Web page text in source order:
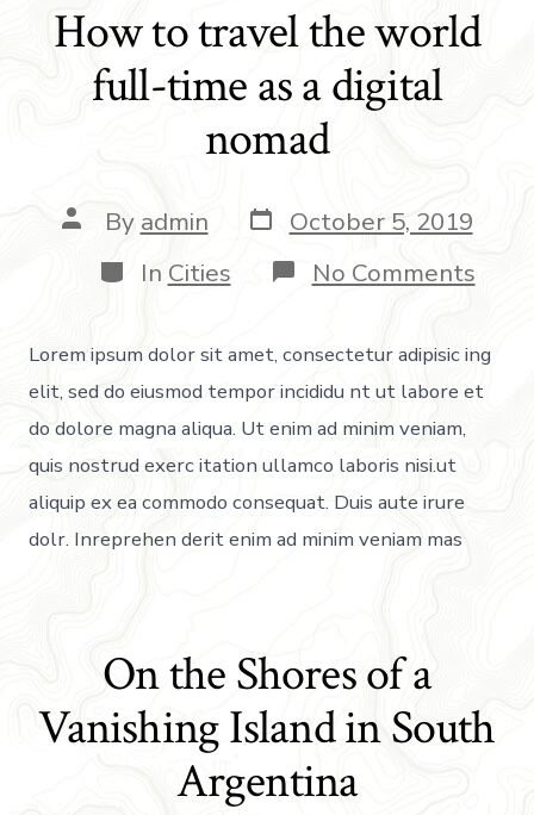
How to travel the world
full-time as a digital
nomad
By admin
October 5, 2019
In Cities No Comments
Lorem ipsum dolor sit amet, consectetur adipisic ing
elit, sed do eiusmod tempor incididu nt ut labore et
do dolore magna aliqua. Ut enim ad minim veniam,
quis nostrud exerc itation ullamco laboris nisi.ut
aliquip ex ea commodo consequat. Duis aute irure
dolr. Inreprehen derit enim ad minim veniam mas
On the Shores of a
Vanishing Island in South
Argentina